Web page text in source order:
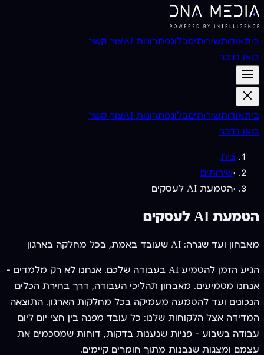
ביתאודותשירותיםבלוגפתרונות AI
צור קשר
בואו נדבר
ביתאודותשירותיםבלוגפתרונות AI
צור קשר
בואו נדבר
בית
›שירותים
›הטמעת AI לעסקים
הטמעת AI לעסקים
מאבחון ועד שגרה: AI שעובד באמת, בכל מחלקה בארגון
הגיע הזמן להטמיע AI בעבודה שלכם. אנחנו לא רק מלמדים —
אנחנו מטמיעים. מאבחון תהליכי העבודה, דרך בחירת הכלים
הנכונים ועד להטמעה מעמיקה בכל מחלקות הארגון. התוצאה
המדידה אצל הלקוחות שלנו: כל עובד מפנה בין חצי יום ליום
עבודה בשבוע — פניות שנענות בדקות, דוחות שמסכמים את
עצמם ומצגות שנבנות מתוך חומרים קיימים.